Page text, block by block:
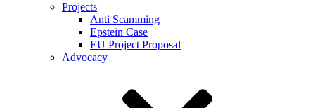
Projects
Anti Scamming
Epstein Case
EU Project Proposal
Advocacy